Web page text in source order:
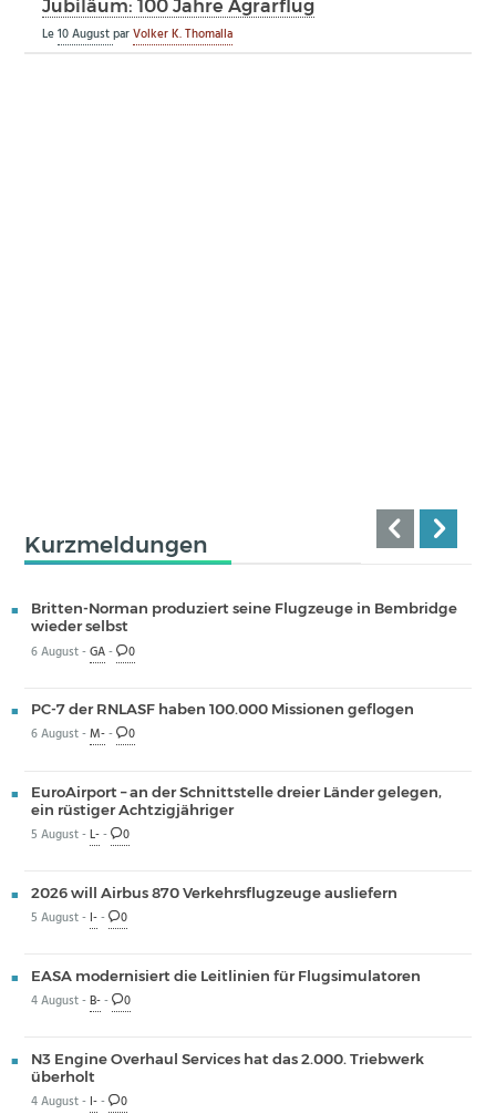
Jubiläum: 100 Jahre Agrarflug
Le10 AugustparVolker K. Thomalla
Kurzmeldungen
Britten-Norman produziert seine Flugzeuge in Bembridge
wieder selbst
6 August -GA- 0
PC-7 der RNLASF haben 100.000 Missionen geflogen
6 August -M-- 0
EuroAirport – an der Schnittstelle dreier Länder gelegen,
ein rüstiger Achtzigjähriger
5 August -L-- 0
2026 will Airbus 870 Verkehrsflugzeuge ausliefern
5 August - I-- 0
EASA modernisiert die Leitlinien für Flugsimulatoren
4 August -B-- 0
N3 Engine Overhaul Services hat das 2.000. Triebwerk
überholt
4 August - I-- 0